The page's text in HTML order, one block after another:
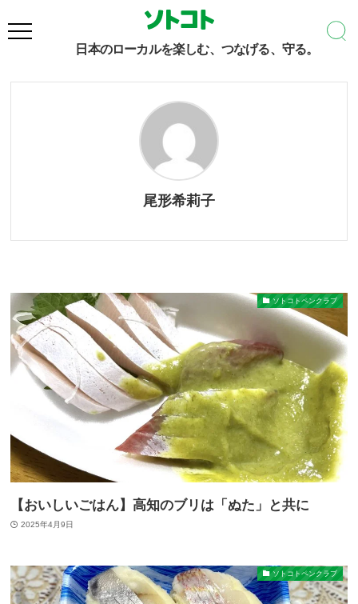
日本のローカルを楽しむ、つなげる、守る。
尾形希莉子 – Author –
尾形希莉子
ソトコトペンクラブ
【おいしいごはん】高知のブリは「ぬた」と共に
2025年4月9日
ソトコトペンクラブ